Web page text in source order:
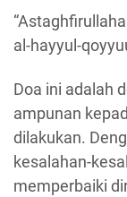
al-hayyul-
Doa ini adalah
ampunan
dilakukan.
kesalahan-
memperbaiki